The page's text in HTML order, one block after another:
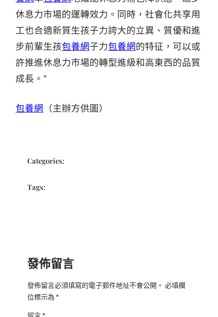
休息力市場的運轉效力。同時，社會化共享用
工也合適新質生孩子力誇大的立異、質優和進
步前輩生孩包養網子力包養網的特征，可以或
許推進休息力市場的轉型進級和高東西的品質
成長。”
包養網 （主辦方供圖）
Categories:
Tags:
發佈留言
發佈留言必須填寫的電子郵件地址不會公開。 必填欄
位標示為*